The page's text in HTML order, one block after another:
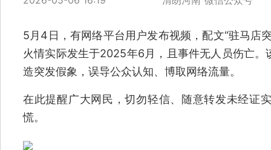
5月4日，有网络平台用户发布视频，配文“驻马店
火情实际发生于2025年6月，且事件无人员伤亡
造突发假象，误导公众认知、博取网络流量。
在此提醒广大网民，切勿轻信、随意转发未经证
慌。